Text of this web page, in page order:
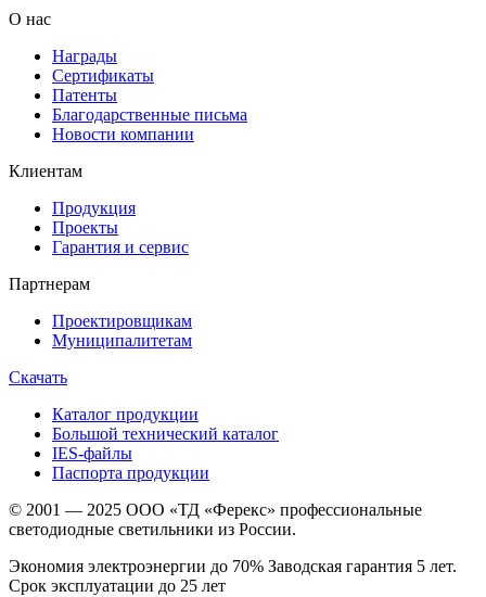
О нас
Награды
Сертификаты
Патенты
Благодарственные письма
Новости компании
Клиентам
Продукция
Проекты
Гарантия и сервис
Партнерам
Проектировщикам
Муниципалитетам
Скачать
Каталог продукции
Большой технический каталог
IES-файлы
Паспорта продукции
© 2001 — 2025 ООО «ТД «Ферекс» профессиональные
светодиодные светильники из России.
Экономия электроэнергии до 70% Заводская гарантия 5 лет.
Срок эксплуатации до 25 лет